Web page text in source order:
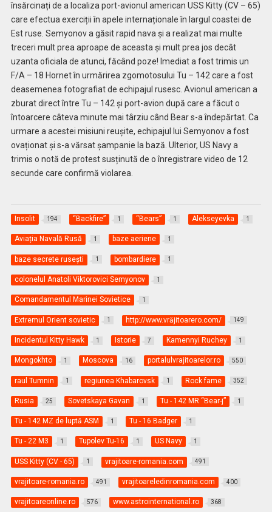
însărcinați de a localiza port-avionul american USS Kitty (CV – 65)
care efectua exerciții în apele internaționale în largul coastei de
Est ruse. Semyonov a găsit rapid nava și a realizat mai multe
treceri mult prea aproape de aceasta și mult prea jos decât
uzanta oficiala de atunci, făcând poze! Imediat a fost trimis un
F/A – 18 Hornet în urmărirea zgomotosului Tu – 142 care a fost
deasemenea fotografiat de echipajul rusesc. Avionul american a
zburat direct între Tu – 142 și port-avion după care a făcut o
întoarcere câteva minute mai târziu când Bear s-a îndepărtat. Ca
urmare a acestei misiuni reușite, echipajul lui Semyonov a fost
ovaționat și s-a vărsat șampanie la bază. Ulterior, US Navy a
trimis o notă de protest susținută de o înregistrare video de 12
secunde care confirmă violarea.
Insolit 194 “Backfire” 1 “Bears” 1 Alekseyevka 1
Aviația Navală Rusă 1 baze aeriene 1
baze secrete rusești 1 bombardiere 1
colonelul Anatoli Viktorovici Semyonov 1
Comandamentul Marinei Sovietice 1
Extremul Orient sovietic 1 http://www.vrăjitoarero.com/ 149
Incidentul Kitty Hawk 1 Istorie 7 Kamennyi Ruchey 1
Mongokhto 1 Moscova 16 portalulvrajitoarelor.ro 550
raul Tumnin 1 regiunea Khabarovsk 1 Rock fame 352
Rusia 25 Sovetskaya Gavan 1 Tu - 142 MR “Bear-j” 1
Tu - 142 MZ de luptă ASM 1 Tu - 16 Badger 1
Tu - 22 M3 1 Tupolev Tu-16 1 US Navy 1
USS Kitty (CV - 65) 1 vrajitoare-romania.com 491
vrajitoare-romania.ro 491 vrajitoareledinromania.com 400
vrajitoareonline.ro 576 www.astrointernational.ro 368